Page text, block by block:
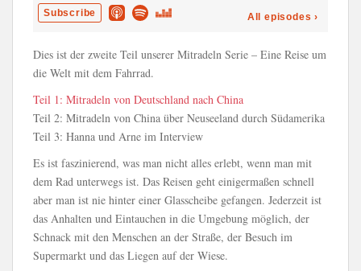
Dies ist der zweite Teil unserer Mitradeln Serie – Eine Reise um
die Welt mit dem Fahrrad.
Teil 1: Mitradeln von Deutschland nach China
Teil 2: Mitradeln von China über Neuseeland durch Südamerika
Teil 3: Hanna und Arne im Interview
Es ist faszinierend, was man nicht alles erlebt, wenn man mit
dem Rad unterwegs ist. Das Reisen geht einigermaßen schnell
aber man ist nie hinter einer Glasscheibe gefangen. Jederzeit ist
das Anhalten und Eintauchen in die Umgebung möglich, der
Schnack mit den Menschen an der Straße, der Besuch im
Supermarkt und das Liegen auf der Wiese.